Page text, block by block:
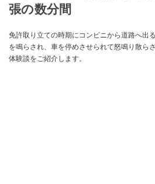
張の数分間
免許取り立ての時期にコンビニから道路へ出
を鳴らされ、車を停めさせられて怒鳴り散ら
体験談をご紹介します。